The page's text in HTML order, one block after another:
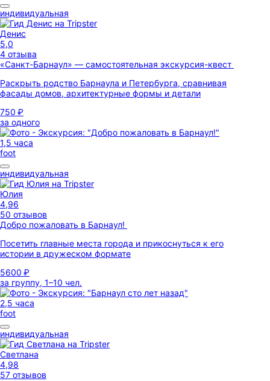
индивидуальная
Денис
5,0
4 отзыва
«Санкт-Барнаул» — самостоятельная экскурсия-квест
Раскрыть родство Барнаула и Петербурга, сравнивая
фасады домов, архитектурные формы и детали
750 ₽
за одного
1,5 часа
foot
индивидуальная
Юлия
4,96
50 отзывов
Добро пожаловать в Барнаул!
Посетить главные места города и прикоснуться к его
истории в дружеском формате
5600 ₽
за группу, 1–10 чел.
2,5 часа
foot
индивидуальная
Светлана
4,98
57 отзывов